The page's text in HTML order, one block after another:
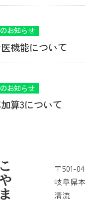
お知らせ
機能について
お知らせ
算3について
〒501-
岐阜県
清流